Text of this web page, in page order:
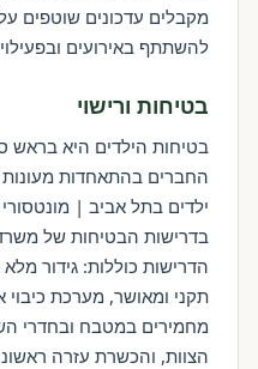
מקבלים עדכונים שוטפים
להשתתף באירועים
בטיחות ורישוי
בטיחות הילדים היא בראש
החברים בהתאחדות מעונות
ילדים בתל אביב |
בדרישות הבטיחות של
הדרישות כוללות: גידור
תקני ומאושר, מערכת כיבוי
מחמירים במטבח ובחדרי
הצוות, והכשרת עזרה